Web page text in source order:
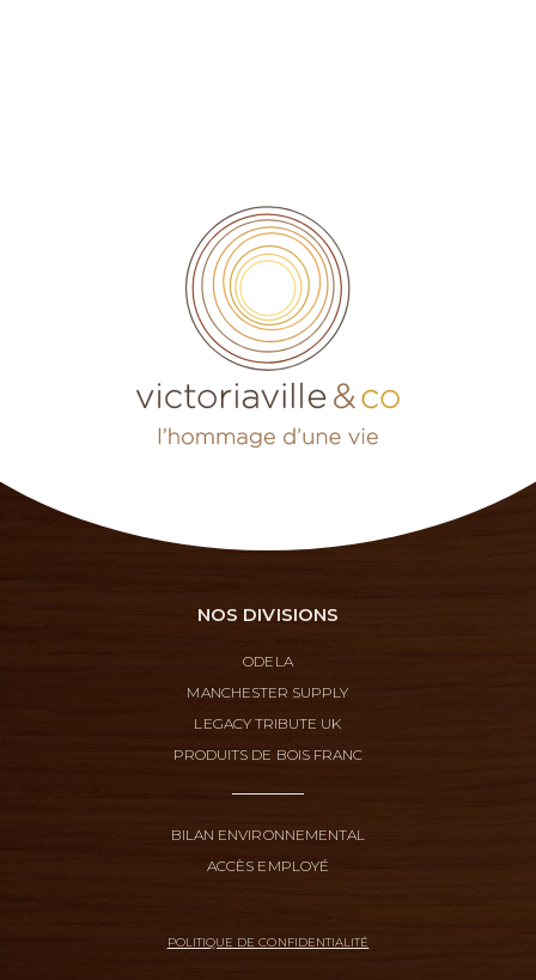
NOS DIVISIONS
ODELA
MANCHESTER SUPPLY
LEGACY TRIBUTE UK
PRODUITS DE BOIS FRANC
BILAN ENVIRONNEMENTAL
ACCÈS EMPLOYÉ
POLITIQUE DE CONFIDENTIALITÉ